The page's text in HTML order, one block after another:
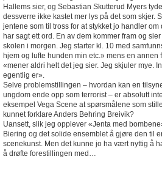
Hallems sier, og Sebastian Skutterud Myers
dessverre ikke kastet mer lys på det som skjer.
jentene som til tross for at stykket jo handler om
har sagt ett ord. En av dem kommer fram og
skolen i morgen. Jeg starter kl. 10 med
hjem og lufte hunden min etc.» mens en annen
«mener aldri helt det jeg sier. Jeg skjuler mye.
egentlig er».
Selve problemstillingen – hvordan kan en
ungdom ende opp som terrorist – er absolutt
eksempel Vega Scene at spørsmålene som
kunnet forklare Anders Behring Breivik?
Uansett, slik jeg opplever «Jenta med
Biering og det solide ensemblet å gjøre den til
scenekunst. Men det kunne jo ha vært nyttig å
å drøfte forestillingen med…